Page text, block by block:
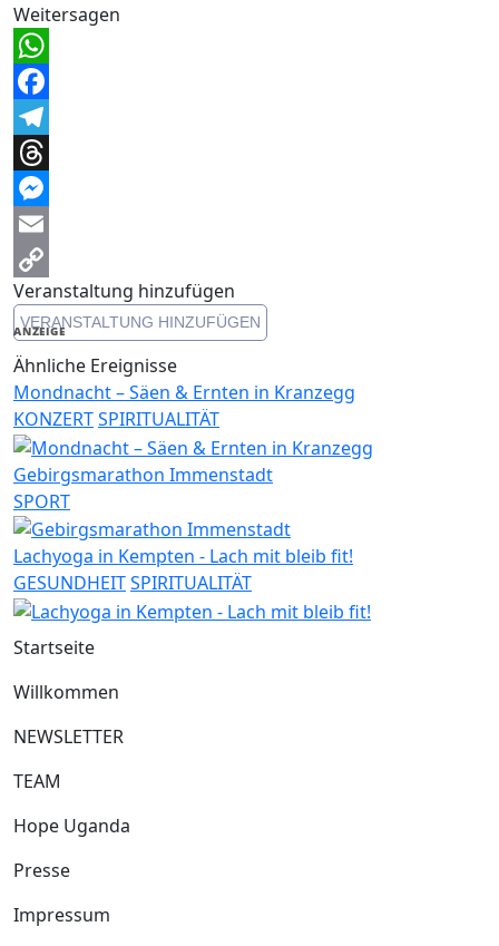
Weitersagen
WhatsApp
Facebook
Telegram
Threads
Messenger
Email
Copy
Link
Veranstaltung hinzufügen
VERANSTALTUNG HINZUFÜGEN
ANZEIGE
Ähnliche Ereignisse
Mondnacht – Säen & Ernten in Kranzegg
KONZERTSPIRITUALITÄT
Gebirgsmarathon Immenstadt
SPORT
Lachyoga in Kempten - Lach mit bleib fit!
GESUNDHEITSPIRITUALITÄT
Startseite
Willkommen
NEWSLETTER
TEAM
Hope Uganda
Presse
Impressum